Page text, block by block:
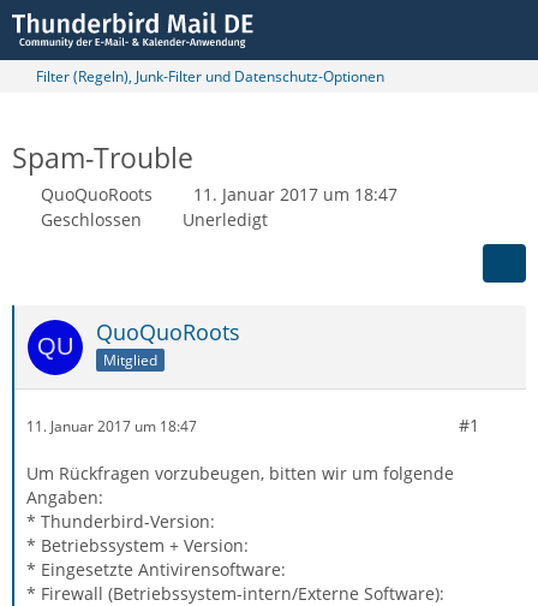
Filter (Regeln), Junk-Filter und Datenschutz-Optionen
Spam-Trouble
QuoQuoRoots
11. Januar 2017 um 18:47
Geschlossen
Unerledigt
QuoQuoRoots
Mitglied
11. Januar 2017 um 18:47 #1
Um Rückfragen vorzubeugen, bitten wir um folgende
Angaben:
* Thunderbird-Version:
* Betriebssystem + Version:
* Eingesetzte Antivirensoftware:
* Firewall (Betriebssystem-intern/Externe Software):